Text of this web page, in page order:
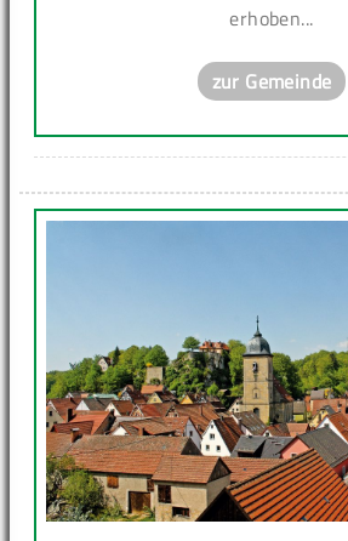
erhoben...
zur Gemeinde